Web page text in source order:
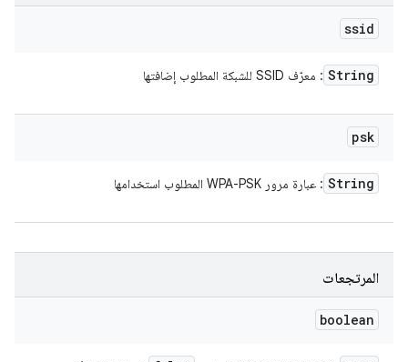
ssid
String : معرّف SSID للشبكة المطلوب إضافتها
psk
String : عبارة مرور WPA-PSK المطلوب استخدامها
المرتجعات
boolean